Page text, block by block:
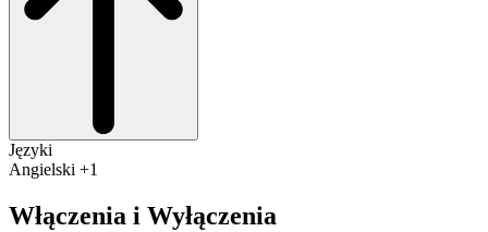
Języki
Angielski +1
Włączenia i Wyłączenia